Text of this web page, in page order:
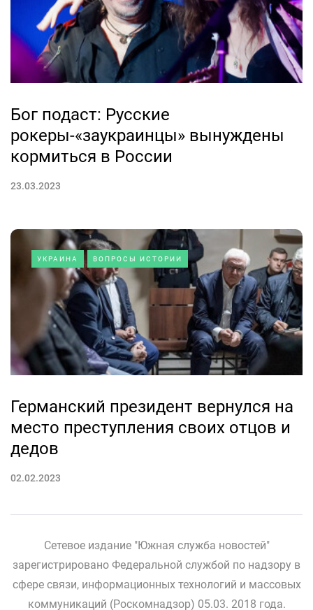
Бог подаст: Русские
рокеры-«заукраинцы» вынуждены
кормиться в России
23.03.2023
УКРАИНА ВОПРОСЫ ИСТОРИИ
Германский президент вернулся на
место преступления своих отцов и
дедов
02.02.2023
Сетевое издание "Южная служба новостей"
зарегистрировано Федеральной службой по надзору в
сфере связи, информационных технологий и массовых
коммуникаций (Роскомнадзор) 05.03. 2018 года.